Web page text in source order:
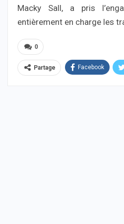
Macky Sall, a pris
entièrement en charge les
0
Partage Facebook